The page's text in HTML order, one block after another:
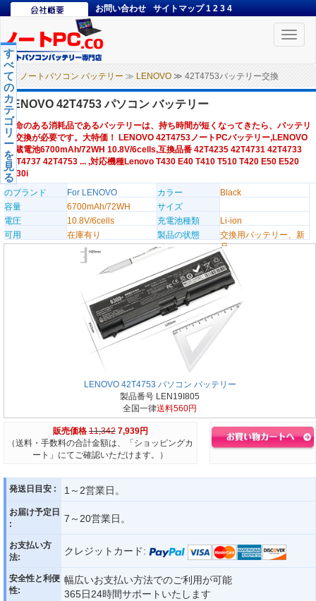
お問い合わせ サイトマップ 1 2 3 4
Toggle
ノートパソコン バッテリー ≫ LENOVO ≫ 42T4753バッテリー交換
す
べ
て
の
カ
テ
ゴ
リ
ー
を
見
る
LENOVO 42T4753 パソコン バッテリー
寿命のある消耗品であるバッテリーは、持ち時間が短くなってきたら、バッテリ
ー交換が必要です。大特価！ LENOVO 42T4753ノートPCバッテリー,LENOVO
内蔵電池6700mAh/72WH 10.8V/6cells,互換品番 42T4235 42T4731 42T4733
42T4737 42T4753 ... ,対応機種Lenovo T430 E40 T410 T510 T420 E50 E520
T430i
のブランド
For LENOVO カラー
Black
容量
6700mAh/72WH
サイズ
電圧
10.8V/6cells 充電池種類
Li-ion
可用
在庫有り 製品の状態
交換用バッテリー、新
品
LENOVO 42T4753 パソコン バッテリー
製品番号 LEN19I805
全国一律送料560円
販売価格 11,342 7,939円
（送料・手数料の合計金額は、「ショッピングカ
ート」にてご確認いただけます。）
発送日目安 : 1～2営業日。
お届け予定日
:
7～20営業日。
お支払い方
法:
クレジットカード:
安全性と利便
性:
幅広いお支払い方法でのご利用が可能
365日24時間サポートいたします